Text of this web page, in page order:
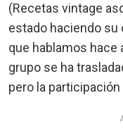
(Recetas vintage
estado haciendo su
que hablamos hace
grupo se ha
pero la